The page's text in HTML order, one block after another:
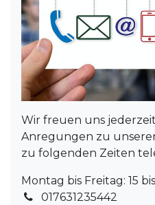
Wir freuen uns
Anregungen zu
zu folgenden Zeiten
Montag bis Freitag: 15
017631235442